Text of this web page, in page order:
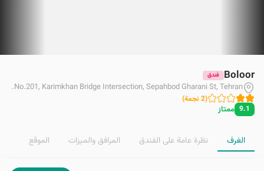
Boloor فندق
No.201, Karimkhan Bridge Intersection, Sepahbod Gharani St, Tehran.
(
2 نجمة)
9.1 ممتاز
الغرف نظرة عامة على الفندق المرافق والمیزات الموقع